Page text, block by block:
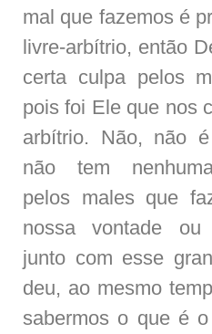
mal que fazemos é
livre-arbítrio, então
certa culpa pelos
pois foi Ele que nos
arbítrio. Não, não
não tem
pelos males que
nossa vontade ou
junto com esse
deu, ao mesmo
sabermos o que é